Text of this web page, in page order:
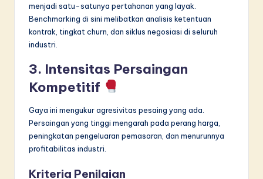
menjadi satu-satunya pertahanan yang layak.
Benchmarking di sini melibatkan analisis ketentuan
kontrak, tingkat churn, dan siklus negosiasi di seluruh
industri.
3. Intensitas Persaingan
Kompetitif
Gaya ini mengukur agresivitas pesaing yang ada.
Persaingan yang tinggi mengarah pada perang harga,
peningkatan pengeluaran pemasaran, dan menurunnya
profitabilitas industri.
Kriteria Penilaian